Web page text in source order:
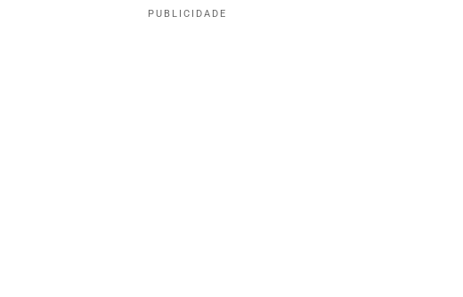
PUBLICIDADE